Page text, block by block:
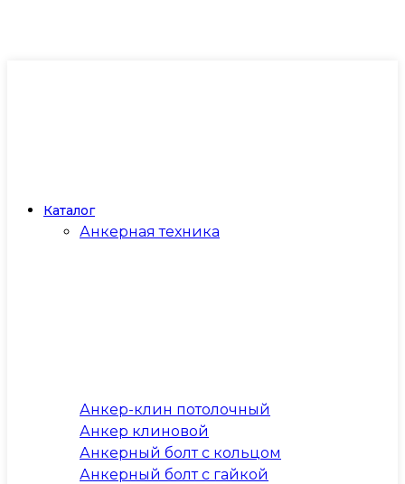
Каталог
Анкерная техника
Анкер-клин потолочный
Анкер клиновой
Анкерный болт с кольцом
Анкерный болт с гайкой